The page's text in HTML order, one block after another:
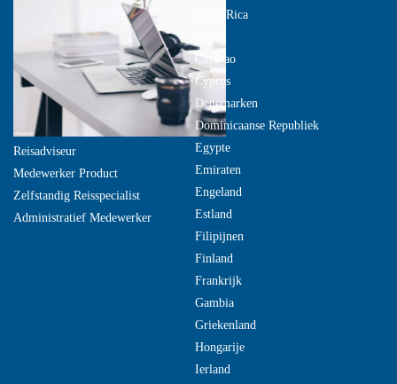
Reisadviseur
Medewerker Product
Zelfstandig Reisspecialist
Administratief Medewerker
Costa Rica
Curacao
Cyprus
Denemarken
Dominicaanse Republiek
Egypte
Emiraten
Engeland
Estland
Filipijnen
Finland
Frankrijk
Gambia
Griekenland
Hongarije
Ierland